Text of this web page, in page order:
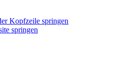
Kopfzeile springen
springen